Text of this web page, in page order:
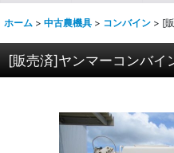
ホーム > 中古農機具 > コンバイン > [
[販売済]ヤンマーコンバ